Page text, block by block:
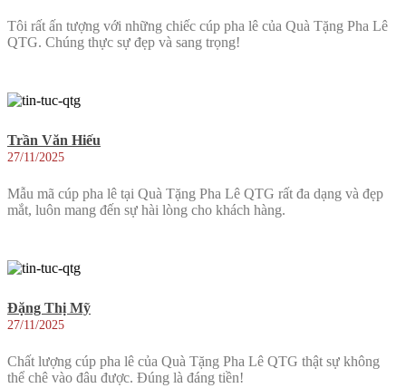
Tôi rất ấn tượng với những chiếc cúp pha lê của Quà Tặng Pha Lê
QTG. Chúng thực sự đẹp và sang trọng!
Trần Văn Hiếu
27/11/2025
Mẫu mã cúp pha lê tại Quà Tặng Pha Lê QTG rất đa dạng và đẹp
mắt, luôn mang đến sự hài lòng cho khách hàng.
Đặng Thị Mỹ
27/11/2025
Chất lượng cúp pha lê của Quà Tặng Pha Lê QTG thật sự không
thể chê vào đâu được. Đúng là đáng tiền!